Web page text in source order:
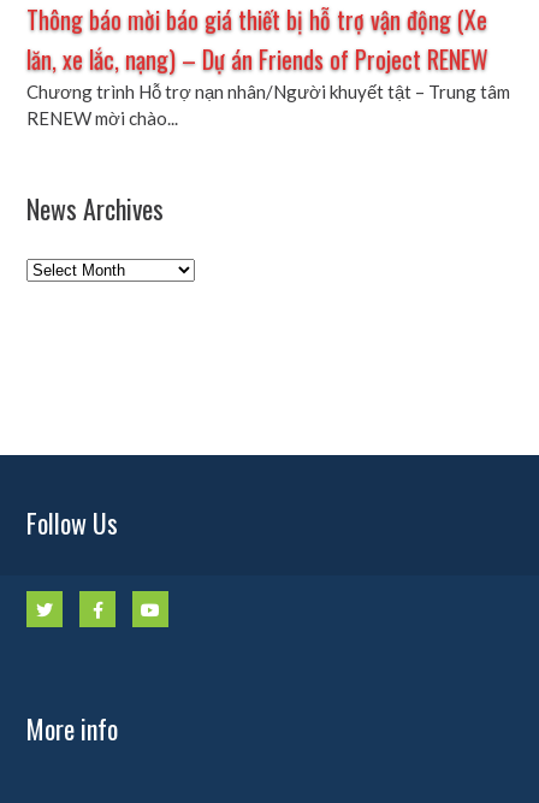
Thông báo mời báo giá thiết bị hỗ trợ vận động (Xe
lăn, xe lắc, nạng) – Dự án Friends of Project RENEW
Chương trình Hỗ trợ nạn nhân/Người khuyết tật – Trung tâm
RENEW mời chào...
News Archives
News
Follow Us
More info